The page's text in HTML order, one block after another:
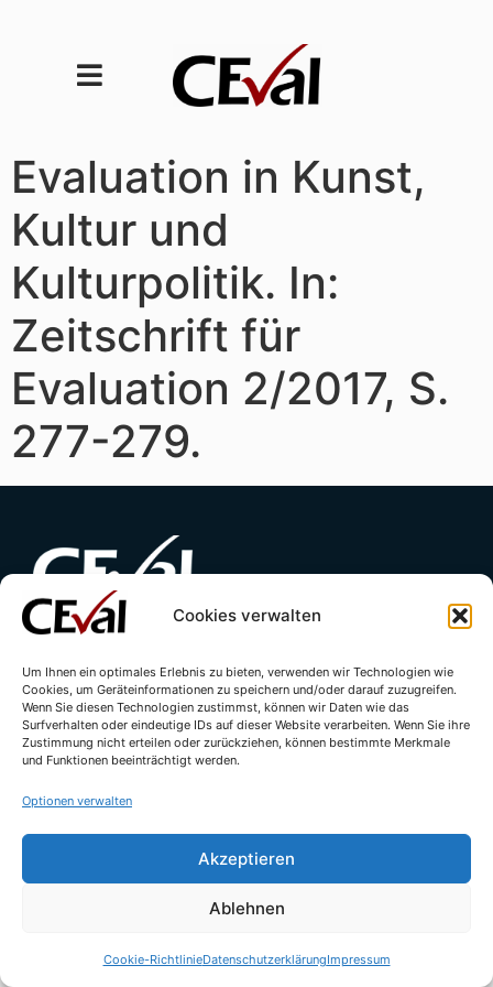
Cookies verwalten
Um Ihnen ein optimales Erlebnis zu bieten, verwenden wir Technologien wie
Cookies, um Geräteinformationen zu speichern und/oder darauf zuzugreifen.
Wenn Sie diesen Technologien zustimmst, können wir Daten wie das
Surfverhalten oder eindeutige IDs auf dieser Website verarbeiten. Wenn Sie ihre
Zustimmung nicht erteilen oder zurückziehen, können bestimmte Merkmale
und Funktionen beeinträchtigt werden.
Optionen verwalten
Akzeptieren
Ablehnen
Cookie-RichtlinieDatenschutzerklärungImpressum
Evaluation in Kunst,
Kultur und
Kulturpolitik. In:
Zeitschrift für
Evaluation 2/2017, S.
277-279.
Cookie-Richtlinie (EU)
© All rights reserved - CEval GmbH 2026 | webdesign by